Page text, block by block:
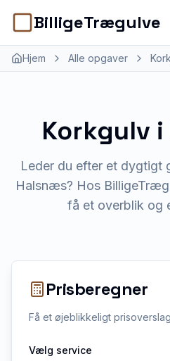
BilligeTrægulve
Hjem Alle opgaver
Korkgulv i
Leder du efter et dygtigt
Halsnæs? Hos
få et overblik og
Prisberegner
Få et øjeblikkeligt
Vælg service